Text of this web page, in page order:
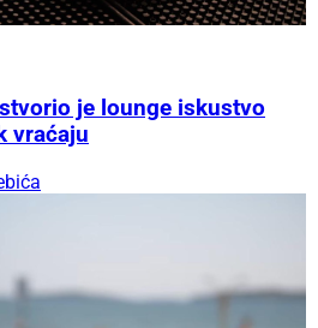
je lounge iskustvo
vraćaju